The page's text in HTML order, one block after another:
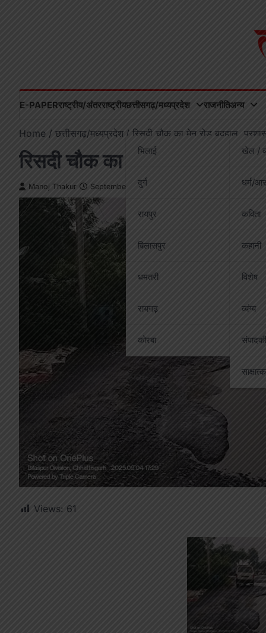
E-PAPERराष्ट्रीय/अंतरराष्ट्रीयछत्तीसगढ़/मध्यप्रदेश
भिलाई
दुर्ग
रायपुर
बिलासपुर
धमतरी
रायगढ़
कोरबा
राजनीतिअन्य
खेल /
धर्म/
कविता
कहानी
विशेष
व्यंग्य
Home छत्तीसगढ़/मध्यप्रदेश रिसदी चौक का मेन रोड बदहाल,
रिसदी चौक का मेन रोड बदहाल,
Manoj Thakur September 6, 2025
Views: 61